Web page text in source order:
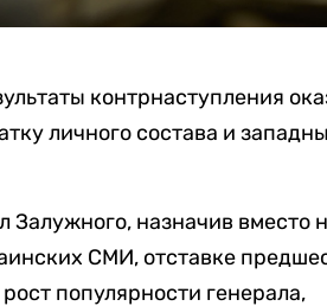
контрнаступления
личного состава и
Залужного, назначив вместо
СМИ, отставке
популярности генерала,